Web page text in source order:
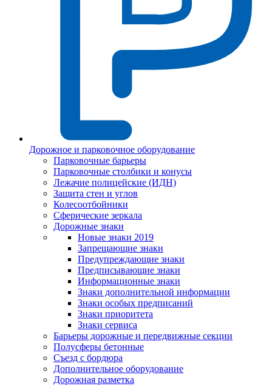
Дорожное и парковочное оборудование
Парковочные барьеры
Парковочные столбики и конусы
Лежачие полицейские (ИДН)
Защита стен и углов
Колесоотбойники
Сферические зеркала
Дорожные знаки
Новые знаки 2019
Запрещающие знаки
Предупреждающие знаки
Предписывающие знаки
Информационные знаки
Знаки дополнительной информации
Знаки особых предписаний
Знаки приоритета
Знаки сервиса
Барьеры дорожные и передвижные секции
Полусферы бетонные
Съезд с бордюра
Дополнительное оборудование
Дорожная разметка